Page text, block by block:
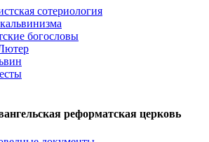
сотериология
богословы
реформатская церковь